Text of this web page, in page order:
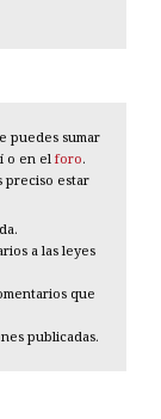
puedes sumar
o en el foro.
preciso estar
a las leyes
que
publicadas.